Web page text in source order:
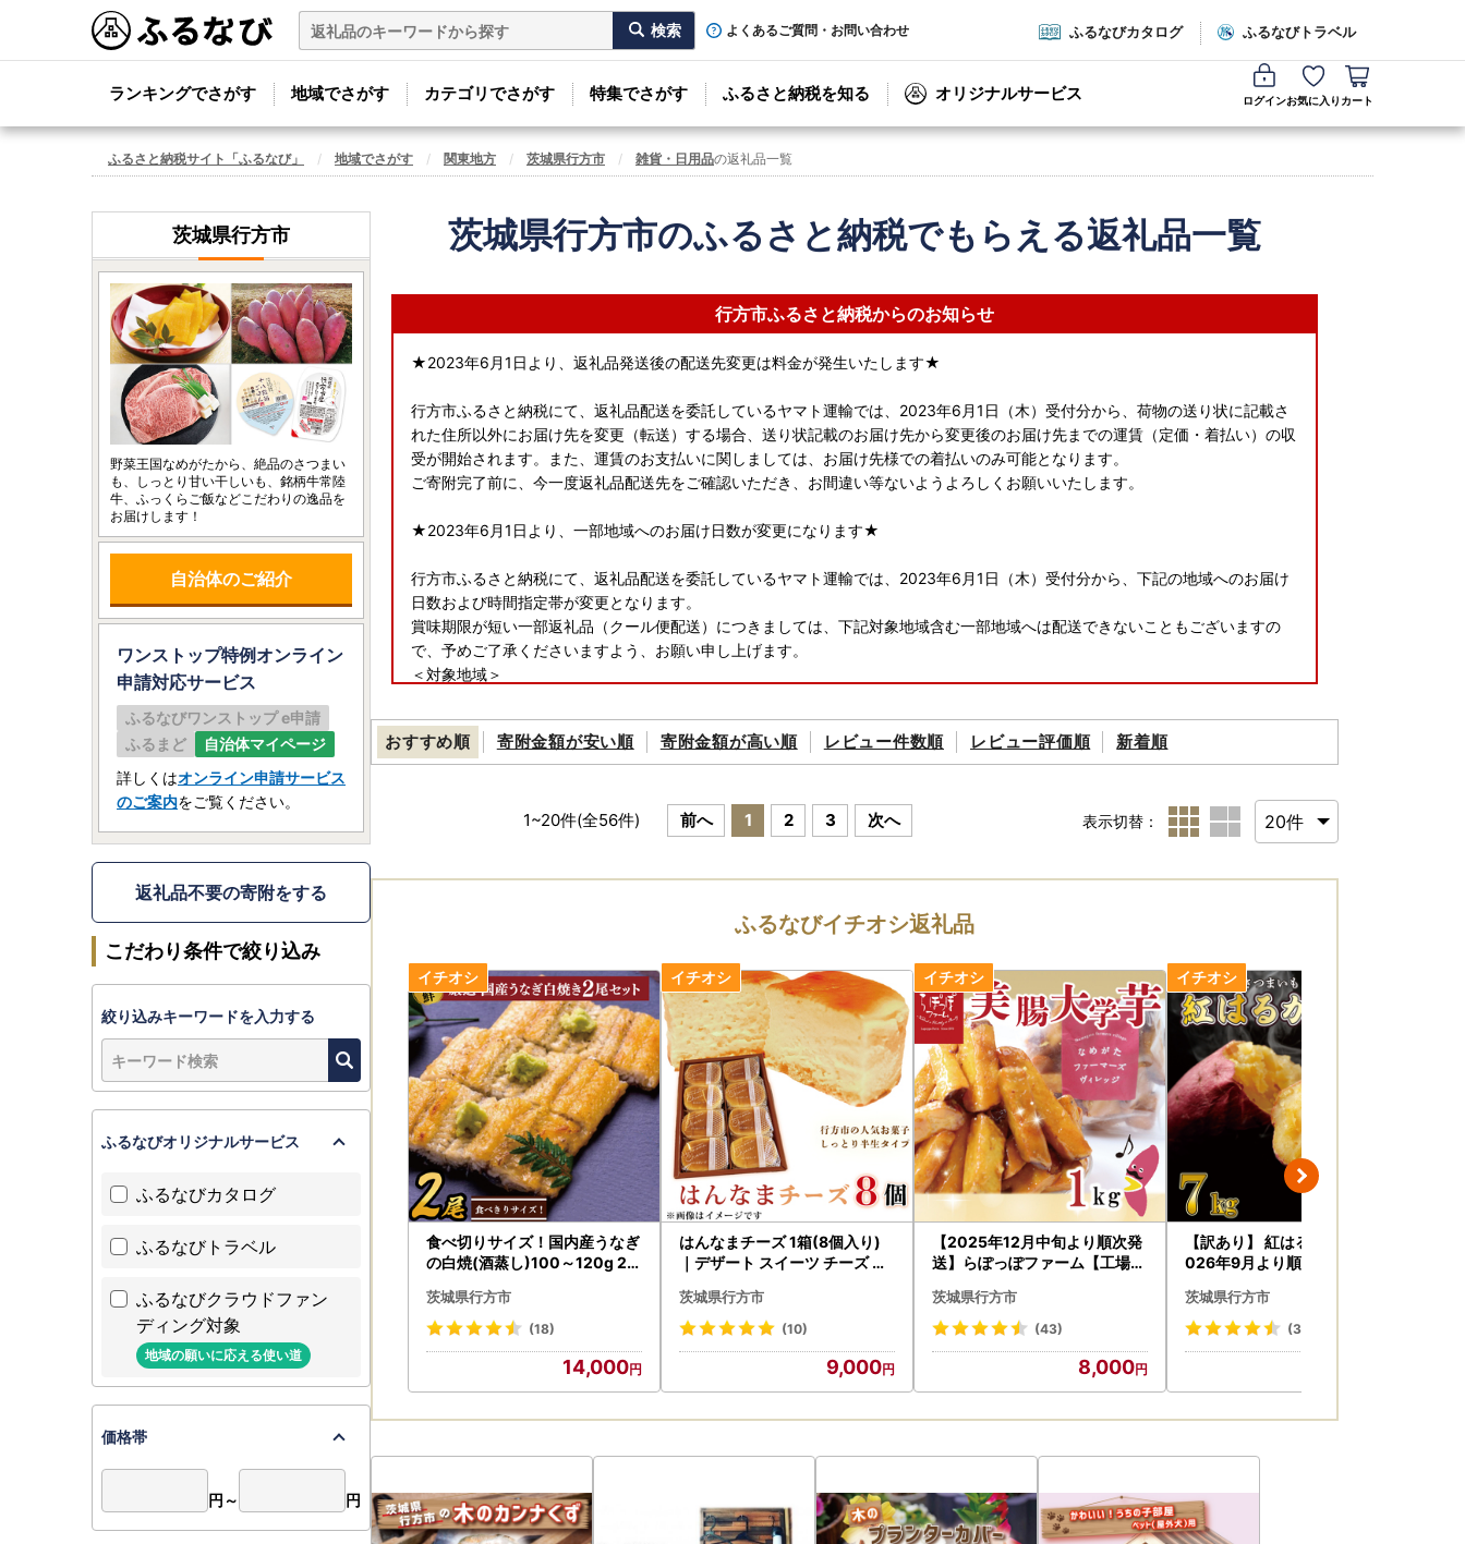
よくあるご質問・お問い合わせ ふるなびカタログ ふるなびトラベル
ランキングでさがす 地域でさがす カテゴリでさがす 特集でさがす ふるさと納税を知る オリジナルサービス ログインお気に入り カート
ふるさと納税サイト「ふるなび」 地域でさがす 関東地方 茨城県行方市 雑貨・日用品の返礼品一覧
茨城県行方市のふるさと納税でもらえる返礼品一覧
行方市ふるさと納税からのお知らせ
★2023年6月1日より、返礼品発送後の配送先変更は料金が発生いたします★
行方市ふるさと納税にて、返礼品配送を委託しているヤマト運輸では、2023年6月1日（木）受付分から、荷物の送り状に記載さ
れた住所以外にお届け先を変更（転送）する場合、送り状記載のお届け先から変更後のお届け先までの運賃（定価・着払い）の収
受が開始されます。また、運賃のお支払いに関しましては、お届け先様での着払いのみ可能となります。
ご寄附完了前に、今一度返礼品配送先をご確認いただき、お間違い等ないようよろしくお願いいたします。
★2023年6月1日より、一部地域へのお届け日数が変更になります★
行方市ふるさと納税にて、返礼品配送を委託しているヤマト運輸では、2023年6月1日（木）受付分から、下記の地域へのお届け
日数および時間指定帯が変更となります。
賞味期限が短い一部返礼品（クール便配送）につきましては、下記対象地域含む一部地域へは配送できないこともございますの
で、予めご了承くださいますよう、お願い申し上げます。
＜対象地域＞
■書類の送付について■
寄附金受領証明書、及びワンストップ特例申請書はお申し込み完了後、2週間から1ヶ月ほどでお送りいたします。
■寄附金税額控除に係る申告特例申請書（ワンストップ特例申請書）の送付について ■
（行方市企画部魅力発信課）
おすすめ順 寄附金額が安い順 寄附金額が高い順 レビュー件数順 レビュー評価順 新着順
1~20件(全56件) 前へ 1 2 3 次へ 表示切替：
ふるなびイチオシ返礼品
食べ切りサイズ！国内産うなぎ
の白焼(酒蒸し)100～120g 2尾
酒蒸し 食べ切り 茨城県 行方市
（AD-130-3）
茨城県行方市
(18)
14,000
はんなまチーズ 1箱(8個入り)
｜デザート スイーツ チーズ は
料無料 茨城県 行方市(H-22-1)
茨城県行方市
(10)
9,000
【2025年12月中旬より順次発
送】らぽっぽファーム【工場直
いも 大学芋 芋 サツマイモ だい
がくいも スイーツ お菓子 冷凍
県 行方市 らぽっぽファーム(C
茨城県行方市
(43)
8,000
【訳あり】 紅はるか 約7kg 【2
026年9月より順次発送】｜紅
地 さつまいも 茨城県(CU-55-
7)
茨城県行方市
(353)
茨城県行方市
野菜王国なめがたから、絶品のさつまい
も、しっとり甘い干しいも、銘柄牛常陸
牛、ふっくらご飯などこだわりの逸品を
お届けします！
自治体のご紹介
ワンストップ特例オンライン
申請対応サービス
ふるなびワンストップ e申請
ふるまど
自治体マイページ
詳しくはオンライン申請サービス
のご案内をご覧ください。
返礼品不要の寄附をする
こだわり条件で絞り込み
絞り込みキーワードを入力する
ふるなびオリジナルサービス
ふるなびカタログ
ふるなびトラベル
ふるなびクラウドファン
ディング対象
地域の願いに応える使い道
価格帯
円～ 円